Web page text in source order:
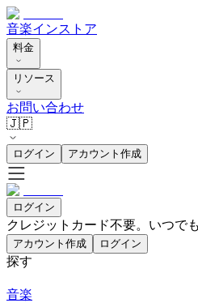
音楽インストア
料金
リソース
お問い合わせ
🇯🇵
ログイン アカウント作成
ログイン
クレジットカード不要。いつで
アカウント作成 ログイン
探す
音楽